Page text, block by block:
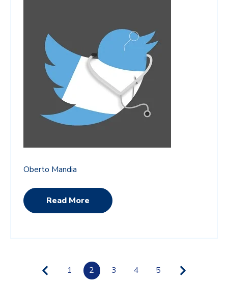
Oberto Mandia
Read More
1 2 3 4 5